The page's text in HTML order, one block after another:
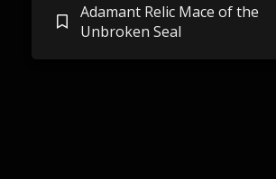
Adamant Relic Mace of the
Unbroken Seal